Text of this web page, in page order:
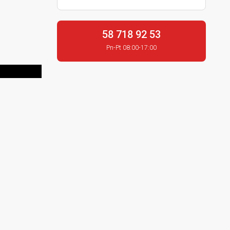
58 718 92 53
Pn-Pt 08:00-17:00